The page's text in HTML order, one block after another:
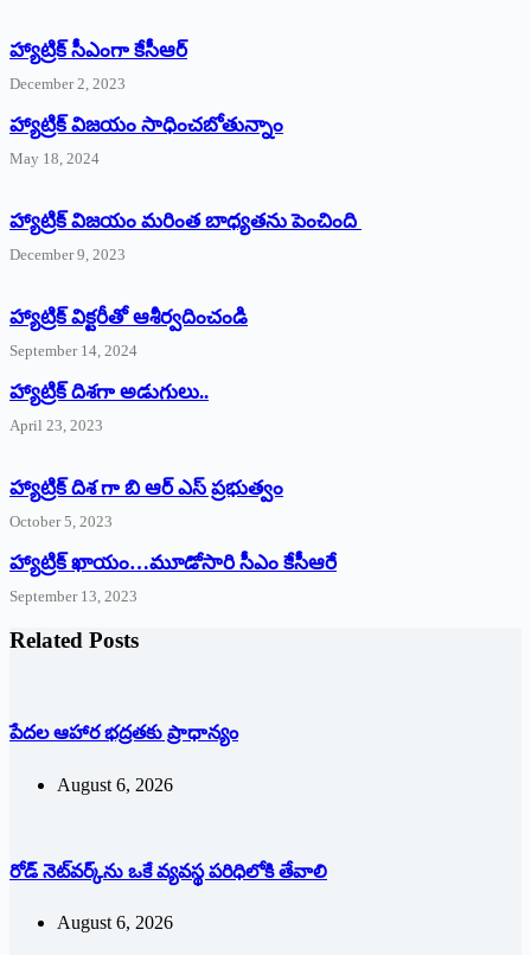
హ్యాట్రిక్‌ ‌సీఎంగా కేసీఆర్‌
December 2, 2023
హ్యాట్రిక్‌ విజయం సాధించబోతున్నాం
May 18, 2024
హ్యాట్రిక్ విజయం మరింత బాధ్యతను పెంచింది
December 9, 2023
హ్యాట్రిక్‌ ‌విక్టరీతో ఆశీర్వదించండి
September 14, 2024
‌హ్యాట్రిక్‌ ‌దిశగా అడుగులు..
April 23, 2023
హ్యాట్రిక్ దిశ గా బి ఆర్ ఎస్ ప్రభుత్వం
October 5, 2023
హ్యాట్రిక్‌ ‌ఖాయం…మూడోసారి సీఎం కేసీఆరే
September 13, 2023
Related Posts
పేదల ఆహార భద్రతకు ప్రాధాన్యం
August 6, 2026
రోడ్ నెట్‌వర్క్‌ను ఒకే వ్య‌వ‌స్థ ప‌రిధిలోకి తేవాలి
August 6, 2026